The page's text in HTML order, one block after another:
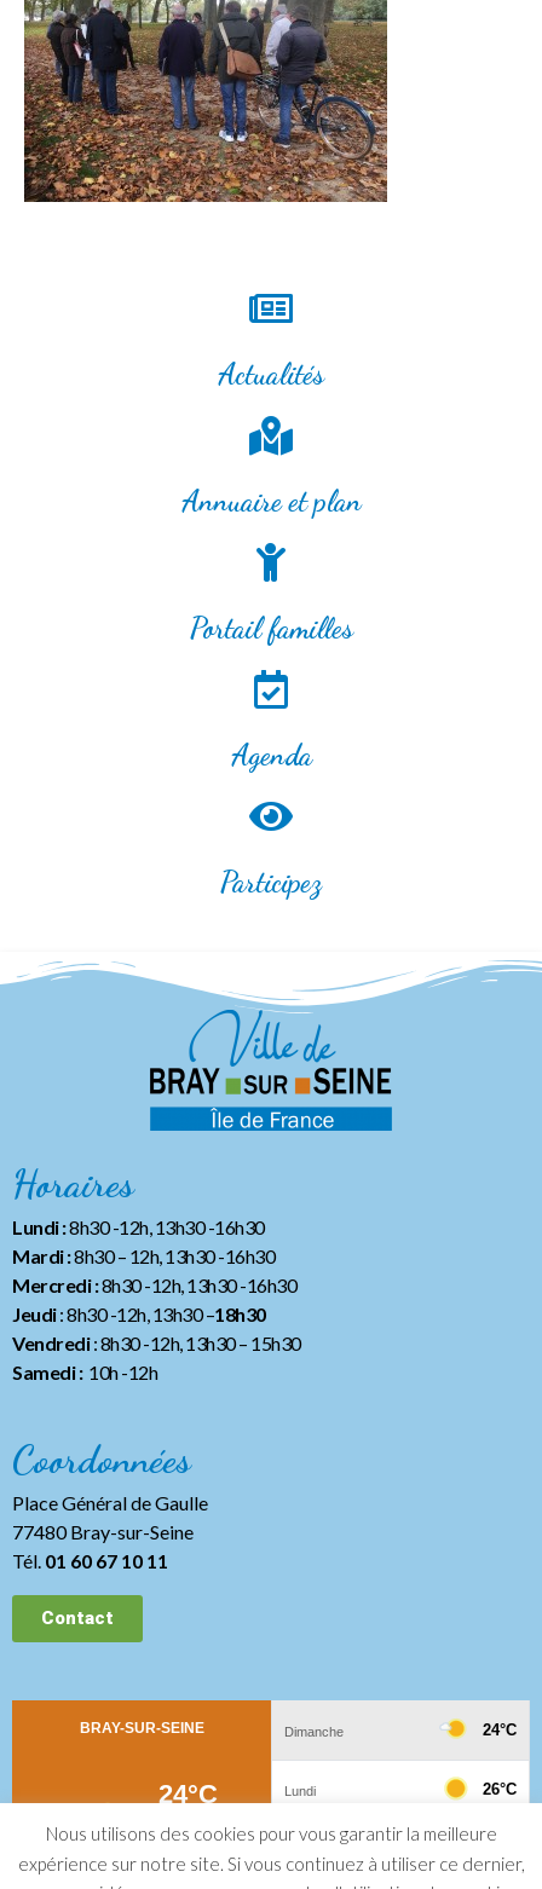
Actualités
Annuaire et plan
Portail familles
Agenda
Participez
Horaires
Lundi :8h30 -12h, 13h30 -16h30
Mardi :8h30 – 12h, 13h30 -16h30
Mercredi :8h30 -12h, 13h30 -16h30
Jeudi: 8h30 -12h, 13h30 –18h30
Vendredi: 8h30 -12h, 13h30– 15h30
Samedi :10h -12h
Coordonnées
Place Général de Gaulle
77480 Bray-sur-Seine
Tél. 01 60 67 10 11
Contact
Nous utilisons des cookies pour vous garantir la meilleure
expérience sur notre site. Si vous continuez à utiliser ce dernier,